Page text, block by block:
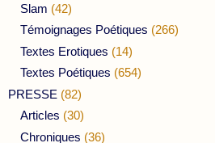
Slam (42)
Témoignages Poétiques (266)
Textes Erotiques (14)
Textes Poétiques (654)
PRESSE (82)
Articles (30)
Chroniques (36)